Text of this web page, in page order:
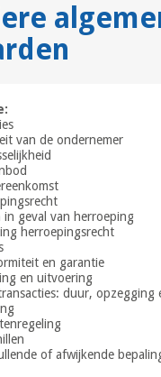
van de ondernemer
geval van herroeping
herroepingsrecht
en garantie
en uitvoering
duur, opzegging
of afwijkende